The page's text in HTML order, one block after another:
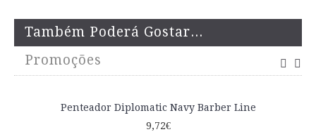
Também Poderá Gostar...
Promoções
Penteador Diplomatic Navy Barber Line
9,72€